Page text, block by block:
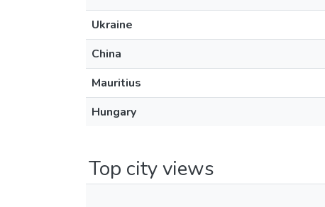
Ukraine
China
Mauritius
Hungary
Top city views